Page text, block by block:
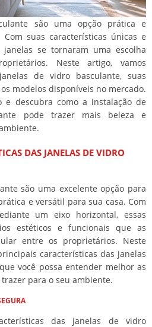
são uma opção prática e
suas características únicas e
janelas se tornaram uma escolha
Neste artigo, vamos
de vidro basculante, suas
modelos disponíveis no mercado.
e descubra como a instalação de
pode trazer mais beleza e
DAS JANELAS DE VIDRO
são uma excelente opção para
e versátil para sua casa. Com
um eixo horizontal, essas
estéticos e funcionais que as
entre os proprietários. Neste
características das janelas
você possa entender melhor as
para o seu ambiente.
das janelas de vidro